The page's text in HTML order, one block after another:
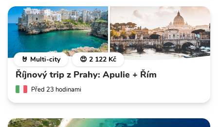
🤘 Multi-city 😍 2 122 Kč
Říjnový trip z Prahy: Apulie + Řím
Před 23 hodinami